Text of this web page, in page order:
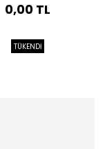
0,00 TL
TÜKENDİ